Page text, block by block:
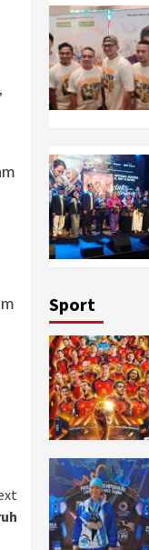
Sport